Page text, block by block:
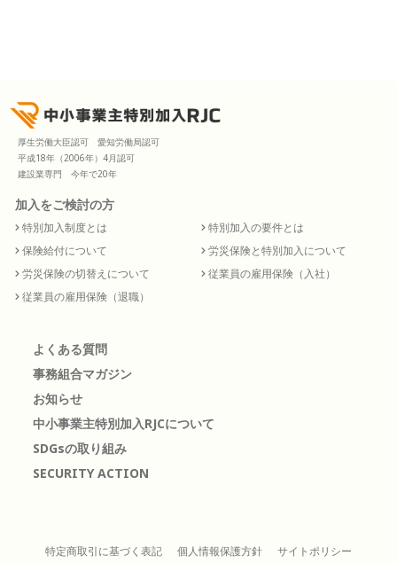
厚生労働大臣認可 愛知労働局認可
平成18年（2006年）4月認可
建設業専門 今年で20年
加入をご検討の方
特別加入制度とは
特別加入の要件とは
保険給付について
労災保険と特別加入について
労災保険の切替えについて
従業員の雇用保険（入社）
従業員の雇用保険（退職）
よくある質問
事務組合マガジン
お知らせ
中小事業主特別加入RJCについて
SDGsの取り組み
SECURITY ACTION
特定商取引に基づく表記 個人情報保護方針
サイトポリシー